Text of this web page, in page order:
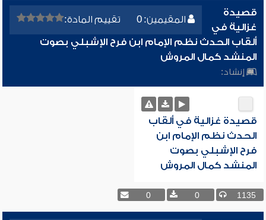
المقيمين: 0 تقييم المادة:
قصيدة
غزالية في
ألقاب الحدث نظم الإمام ابن فرح الإشبلي بصوت
المنشد كمال المروش
إنشاد:
قصيدة غزالية في ألقاب
الحدث نظم الإمام ابن
فرح الإشبلي بصوت
المنشد كمال المروش
1135
0
0